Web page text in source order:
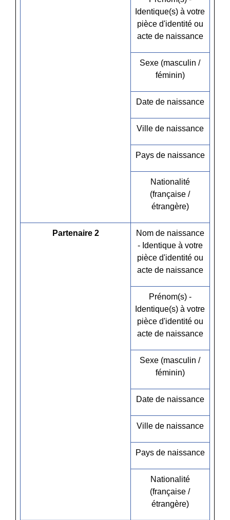
Identique(s) à votre
pièce d'identité ou
acte de naissance
Sexe (masculin /
féminin)
Date de naissance
Ville de naissance
Pays de naissance
Nationalité
(française /
étrangère)
Partenaire 2
Nom de naissance
- Identique à votre
pièce d'identité ou
acte de naissance
Prénom(s) -
Identique(s) à votre
pièce d'identité ou
acte de naissance
Sexe (masculin /
féminin)
Date de naissance
Ville de naissance
Pays de naissance
Nationalité
(française /
étrangère)